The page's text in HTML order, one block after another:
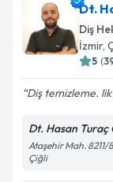
Dt.
Diş
İzmir,
5 (
Diş temizleme.
Dt. Hasan Turaç
Ataşehir Mah. 8211/
Çiğli